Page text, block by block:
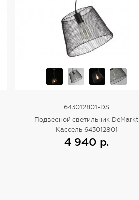
643012801-DS
Подвесной светильник DeMarkt
Кассель 643012801
4 940 р.